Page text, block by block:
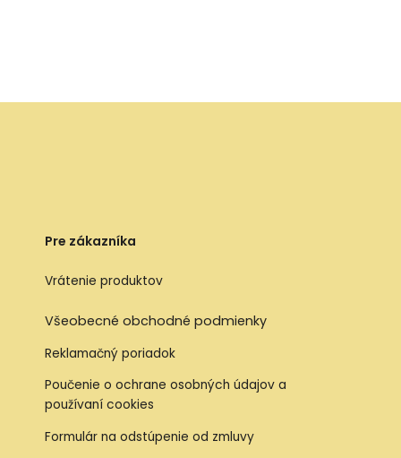
Pre zákazníka
Vrátenie produktov
Všeobecné obchodné podmienky
Reklamačný poriadok
Poučenie o ochrane osobných údajov a
používaní cookies
Formulár na odstúpenie od zmluvy